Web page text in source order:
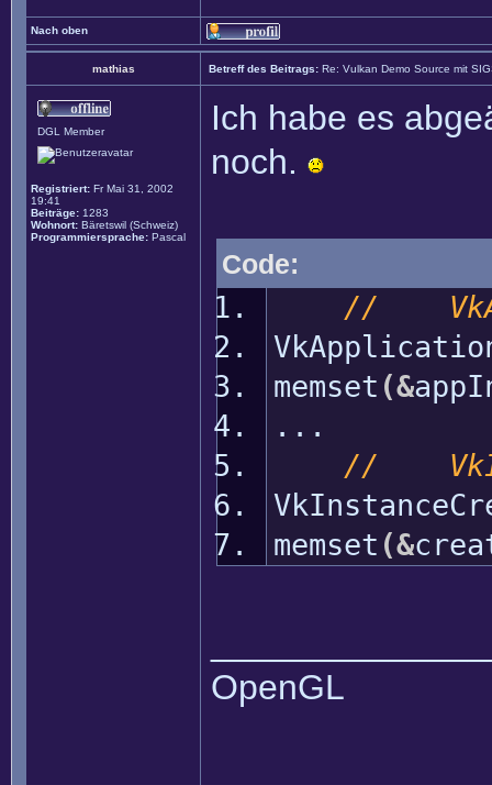
Nach oben
mathias Betreff des Beitrags: Re: Vulkan Demo Source mit
DGL Member
Registriert: Fr Mai 31, 2002
19:41
Beiträge: 1283
Wohnort: Bäretswil (Schweiz)
Programmiersprache: Pascal
Ich habe es
noch.
Code:
//
memset (&
...
//
memset (&
OpenGL